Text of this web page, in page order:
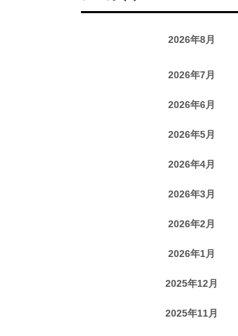
2026年8月
2026年7月
2026年6月
2026年5月
2026年4月
2026年3月
2026年2月
2026年1月
2025年12月
2025年11月